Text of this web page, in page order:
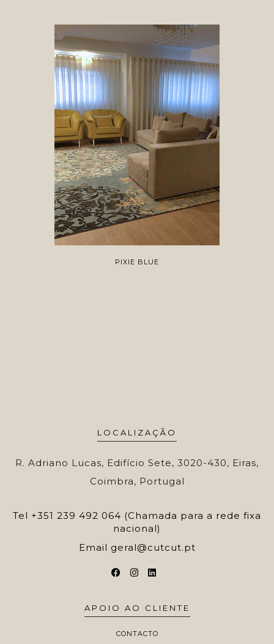
PIXIE BLUE
LOCALIZAÇÃO
R. Adriano Lucas, Edifício Sete, 3020-430, Eiras,
Coimbra, Portugal
Tel +351 239 492 064 (Chamada para a rede fixa
nacional)
Email geral@cutcut.pt
APOIO AO CLIENTE
CONTACTO